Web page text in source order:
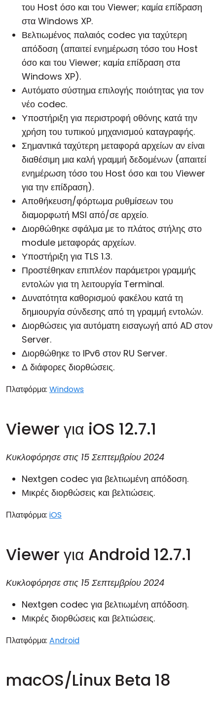
του Host όσο και του Viewer; καμία επίδραση
στα Windows XP.
Βελτιωμένος παλαιός codec για ταχύτερη
απόδοση (απαιτεί ενημέρωση τόσο του Host
όσο και του Viewer; καμία επίδραση στα
Windows XP).
Αυτόματο σύστημα επιλογής ποιότητας για τον
νέο codec.
Υποστήριξη για περιστροφή οθόνης κατά την
χρήση του τυπικού μηχανισμού καταγραφής.
Σημαντικά ταχύτερη μεταφορά αρχείων αν είναι
διαθέσιμη μια καλή γραμμή δεδομένων (απαιτεί
ενημέρωση τόσο του Host όσο και του Viewer
για την επίδραση).
Αποθήκευση/φόρτωμα ρυθμίσεων του
διαμορφωτή MSI από/σε αρχείο.
Διορθώθηκε σφάλμα με το πλάτος στήλης στο
module μεταφοράς αρχείων.
Υποστήριξη για TLS 1.3.
Προστέθηκαν επιπλέον παράμετροι γραμμής
εντολών για τη λειτουργία Terminal.
Δυνατότητα καθορισμού φακέλου κατά τη
δημιουργία σύνδεσης από τη γραμμή εντολών.
Διορθώσεις για αυτόματη εισαγωγή από AD στον
Server.
Διορθώθηκε το IPv6 στον RU Server.
Δ διάφορες διορθώσεις.
Πλατφόρμα: Windows
Viewer για iOS 12.7.1
Κυκλοφόρησε στις 15 Σεπτεμβρίου 2024
Nextgen codec για βελτιωμένη απόδοση.
Μικρές διορθώσεις και βελτιώσεις.
Πλατφόρμα: iOS
Viewer για Android 12.7.1
Κυκλοφόρησε στις 15 Σεπτεμβρίου 2024
Nextgen codec για βελτιωμένη απόδοση.
Μικρές διορθώσεις και βελτιώσεις.
Πλατφόρμα: Android
macOS/Linux Beta 18